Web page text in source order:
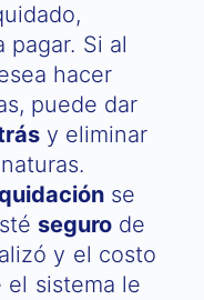
pagar. Si al
hacer
puede dar
y eliminar
se
seguro de
y el costo
el sistema le